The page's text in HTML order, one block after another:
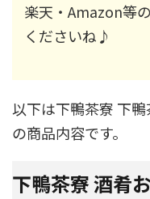
楽天・Amazon等
くださいね♪
以下は下鴨茶寮 下
の商品内容です。
下鴨茶寮 酒肴